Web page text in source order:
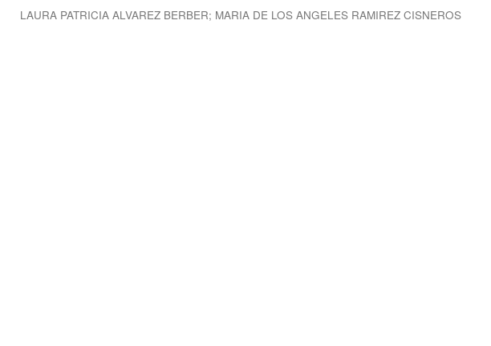
LAURA PATRICIA ALVAREZ BERBER; MARIA DE LOS ANGELES RAMIREZ CISNEROS